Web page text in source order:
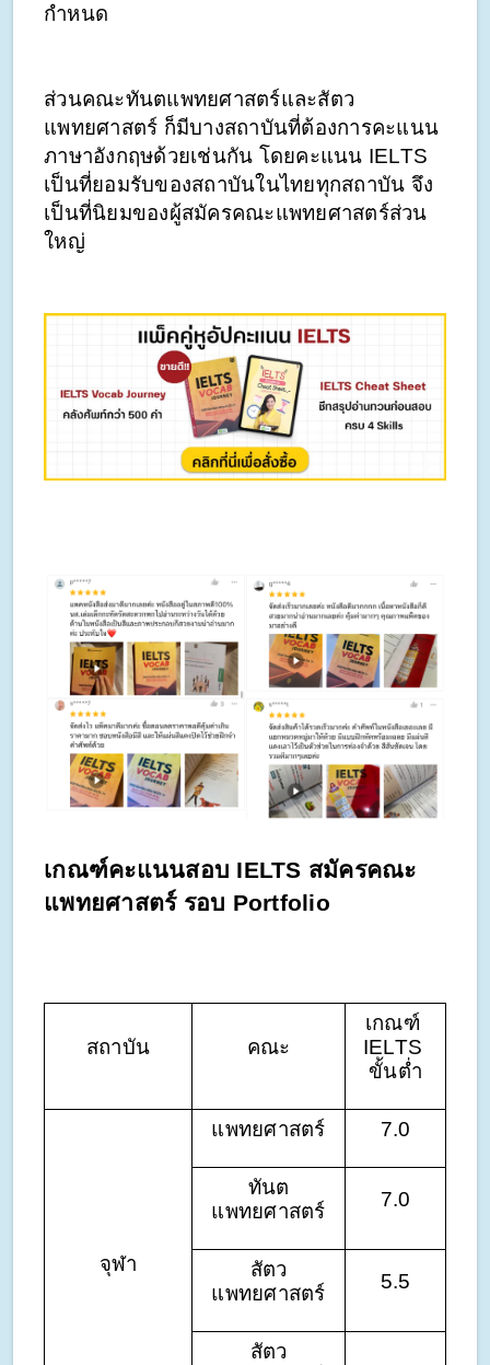
กำหนด
ส่วนคณะทันตแพทยศาสตร์และสัตว
แพทยศาสตร์ ก็มีบางสถาบันที่ต้องการคะแนน
ภาษาอังกฤษด้วยเช่นกัน โดยคะแนน IELTS
เป็นที่ยอมรับของสถาบันในไทยทุกสถาบัน จึง
เป็นที่นิยมของผู้สมัครคณะแพทยศาสตร์ส่วน
ใหญ่
เกณฑ์คะแนนสอบ IELTS สมัครคณะ
แพทยศาสตร์ รอบ Portfolio
สถาบัน คณะ
เกณฑ์
IELTS
ขั้นต่ำ
จุฬา
แพทยศาสตร์ 7.0
ทันต
แพทยศาสตร์
7.0
สัตว
แพทยศาสตร์
5.5
สัตว